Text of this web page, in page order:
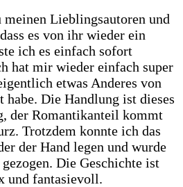
meinen Lieblingsautoren und
es von ihr wieder ein
ich es einfach sofort
hat mir wieder einfach super
etwas Anderes von
habe. Die Handlung ist dieses
der Romantikanteil kommt
Trotzdem konnte ich das
der Hand legen und wurde
Die Geschichte ist
und fantasievoll.